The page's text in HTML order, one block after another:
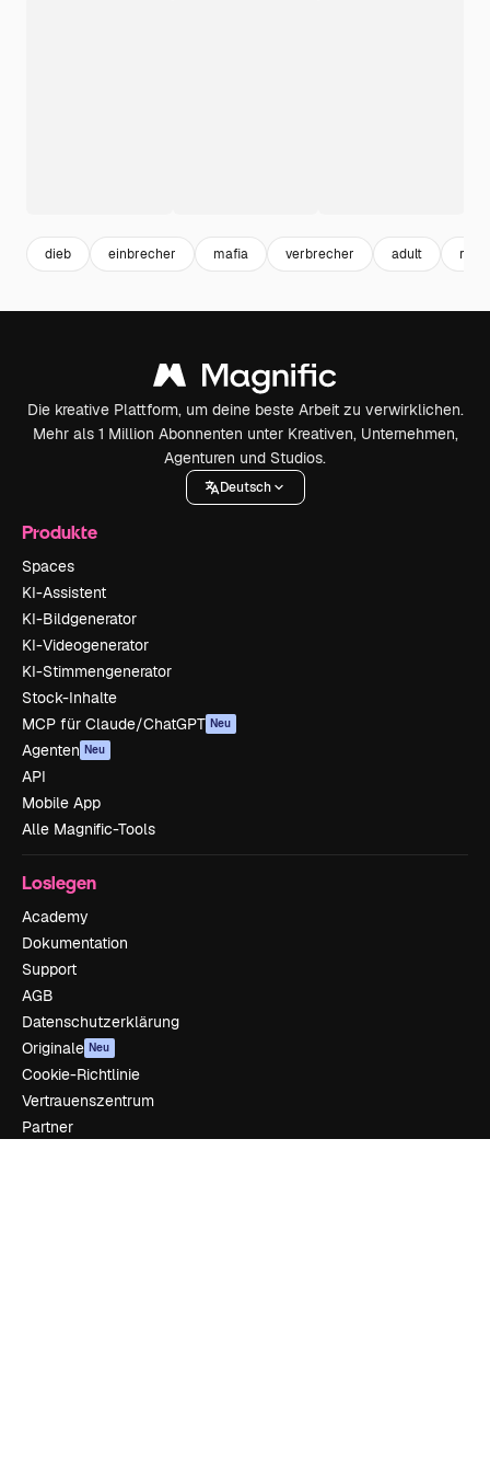
dieb einbrecher mafia verbrecher adult
Die kreative Plattform, um deine beste Arbeit zu verwirklichen.
Mehr als 1 Million Abonnenten unter Kreativen, Unternehmen,
Agenturen und Studios.
Deutsch
Produkte
Spaces
KI-Assistent
KI-Bildgenerator
KI-Videogenerator
KI-Stimmengenerator
Stock-Inhalte
MCP für Claude/ChatGPT Neu
Agenten Neu
API
Mobile App
Alle Magnific-Tools
Loslegen
Academy
Dokumentation
Support
AGB
Datenschutzerklärung
Originale Neu
Cookie-Richtlinie
Vertrauenszentrum
Partner